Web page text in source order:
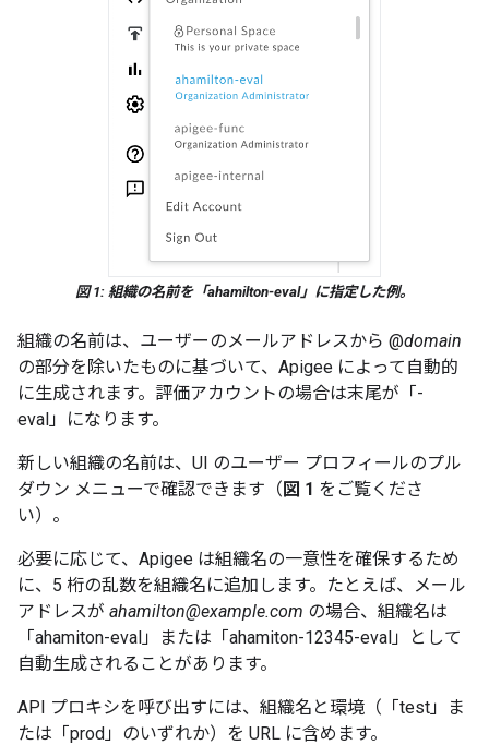
図 1: 組織の名前を「ahamilton-eval」に指定した例。
組織の名前は、ユーザーのメールアドレスから @domain
の部分を除いたものに基づいて、Apigee によって自動的
に生成されます。評価アカウントの場合は末尾が「-
eval」になります。
新しい組織の名前は、UI のユーザー プロフィールのプル
ダウン メニューで確認できます（図 1 をご覧くださ
い）。
必要に応じて、Apigee は組織名の一意性を確保するため
に、5 桁の乱数を組織名に追加します。たとえば、メール
アドレスが ahamilton@example.com の場合、組織名は
「ahamiton-eval」または「ahamiton-12345-eval」として
自動生成されることがあります。
API プロキシを呼び出すには、組織名と環境（「test」ま
たは「prod」のいずれか）を URL に含めます。